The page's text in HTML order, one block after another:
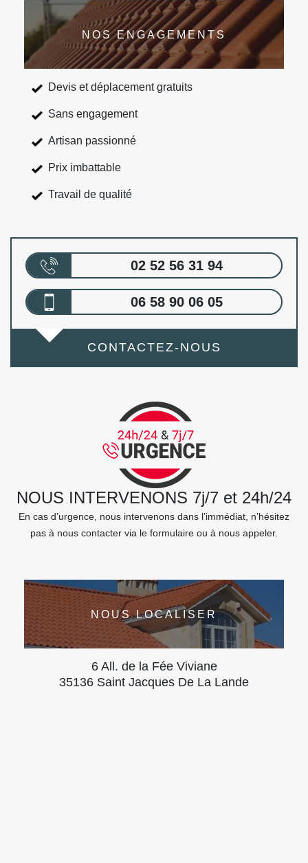
NOS ENGAGEMENTS
Devis et déplacement gratuits
Sans engagement
Artisan passionné
Prix imbattable
Travail de qualité
02 52 56 31 94
06 58 90 06 05
CONTACTEZ-NOUS
NOUS INTERVENONS 7j/7 et 24h/24
En cas d’urgence, nous intervenons dans l’immédiat, n’hésitez
pas à nous contacter via le formulaire ou à nous appeler.
NOUS LOCALISER
6 All. de la Fée Viviane
35136 Saint Jacques De La Lande